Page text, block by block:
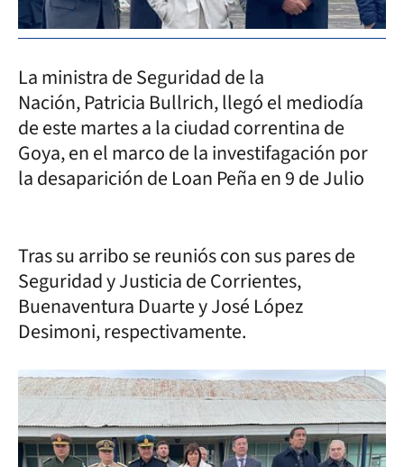
La ministra de Seguridad de la
Nación, Patricia Bullrich, llegó el mediodía
de este martes a la ciudad correntina de
Goya, en el marco de la investifagación por
la desaparición de Loan Peña en 9 de Julio
Tras su arribo se reuniós con sus pares de
Seguridad y Justicia de Corrientes,
Buenaventura Duarte y José López
Desimoni, respectivamente.